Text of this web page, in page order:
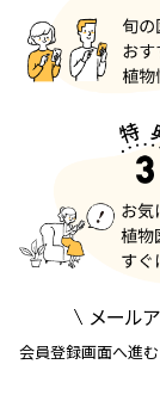
メール
会員登録画面へ進む